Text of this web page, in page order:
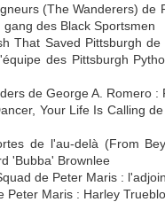
(The Wanderers) de
des Black Sportsmen
That Saved Pittsburgh de
des Pittsburgh
de George A. Romero :
Your Life Is Calling
de l'au-delà (From
'Bubba' Brownlee
de Peter Maris :
Peter Maris : Harley